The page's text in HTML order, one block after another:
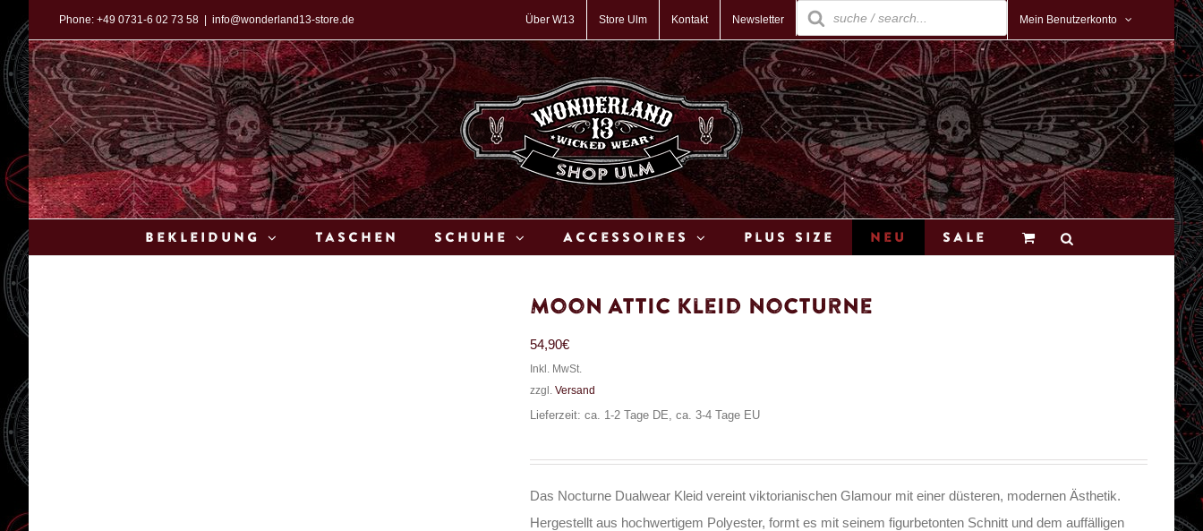
Inhalt
springen
Phone: +49 0731-6 02 73 58 info@wonderland13-store.de Über W13 Store Ulm Kontakt Newsletter
Products
search
Mein Benutzerkonto
Bekleidung Taschen Schuhe Accessoires Plus Size Neu Sale
Moon Attic Kleid Nocturne
54,90€
Inkl. MwSt.
zzgl. Versand
Lieferzeit: ca. 1-2 Tage DE, ca. 3-4 Tage EU
Das Nocturne Dualwear Kleid vereint viktorianischen Glamour mit einer düsteren, modernen Ästhetik.
Hergestellt aus hochwertigem Polyester, formt es mit seinem figurbetonten Schnitt und dem auffälligen